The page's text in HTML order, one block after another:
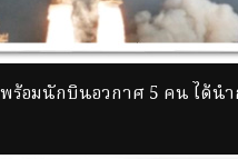
นักบินอวกาศ 5 คน ได้นำก